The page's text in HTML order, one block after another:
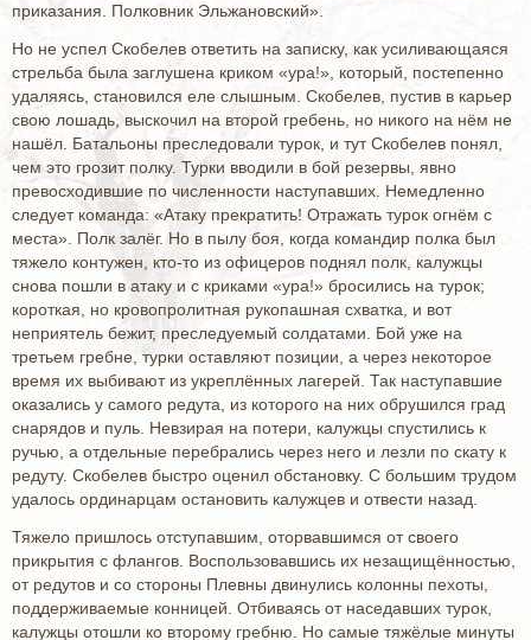
приказания. Полковник Эльжановский».
Но не успел Скобелев ответить на записку, как усиливающаяся
стрельба была заглушена криком «ура!», который, постепенно
удаляясь, становился еле слышным. Скобелев, пустив в карьер
свою лошадь, выскочил на второй гребень, но никого на нём не
нашёл. Батальоны преследовали турок, и тут Скобелев понял,
чем это грозит полку. Турки вводили в бой резервы, явно
превосходившие по численности наступавших. Немедленно
следует команда: «Атаку прекратить! Отражать турок огнём с
места». Полк залёг. Но в пылу боя, когда командир полка был
тяжело контужен, кто-то из офицеров поднял полк, калужцы
снова пошли в атаку и с криками «ура!» бросились на турок;
короткая, но кровопролитная рукопашная схватка, и вот
неприятель бежит, преследуемый солдатами. Бой уже на
третьем гребне, турки оставляют позиции, а через некоторое
время их выбивают из укреплённых лагерей. Так наступавшие
оказались у самого редута, из которого на них обрушился град
снарядов и пуль. Невзирая на потери, калужцы спустились к
ручью, а отдельные перебрались через него и лезли по скату к
редуту. Скобелев быстро оценил обстановку. С большим трудом
удалось ординарцам остановить калужцев и отвести назад.
Тяжело пришлось отступавшим, оторвавшимся от своего
прикрытия с флангов. Воспользовавшись их незащищённостью,
от редутов и со стороны Плевны двинулись колонны пехоты,
поддерживаемые конницей. Отбиваясь от наседавших турок,
калужцы отошли ко второму гребню. Но самые тяжёлые минуты